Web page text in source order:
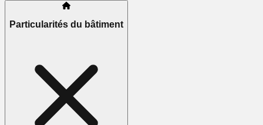
Particularités du bâtiment